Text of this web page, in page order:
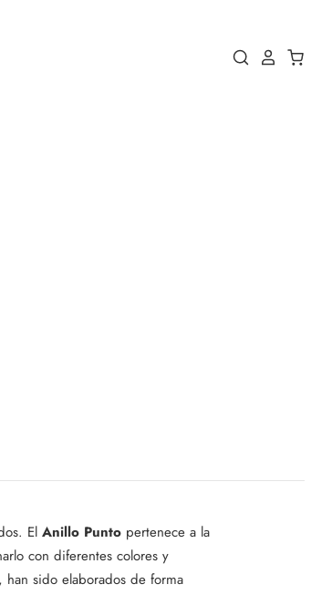
El Anillo Puntopertenece a la
con diferentes colores y
sido elaborados de forma